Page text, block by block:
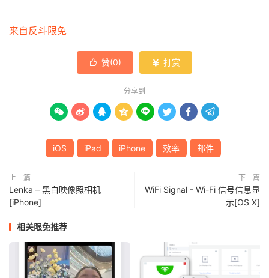
来自反斗限免
 赞(0)  打赏
分享到
       
iOS iPad iPhone 效率 邮件
上一篇
Lenka – 黑白映像照相机
[iPhone]
下一篇
WiFi Signal - Wi-Fi 信号信息显
示[OS X]
相关限免推荐